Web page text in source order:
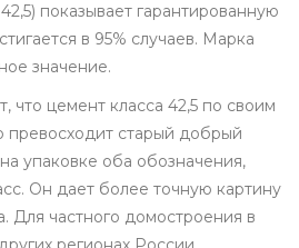
показывает гарантированную
в 95% случаев. Марка
значение.
что цемент класса 42,5 по своим
превосходит старый добрый
упаковке оба обозначения,
Он дает более точную картину
Для частного домостроения в